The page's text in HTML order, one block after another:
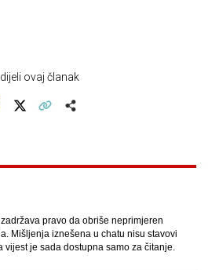
ovaj članak
pravo da obriše neprimjeren
Mišljenja iznešena u chatu nisu stavovi
vijest je sada dostupna samo za čitanje.